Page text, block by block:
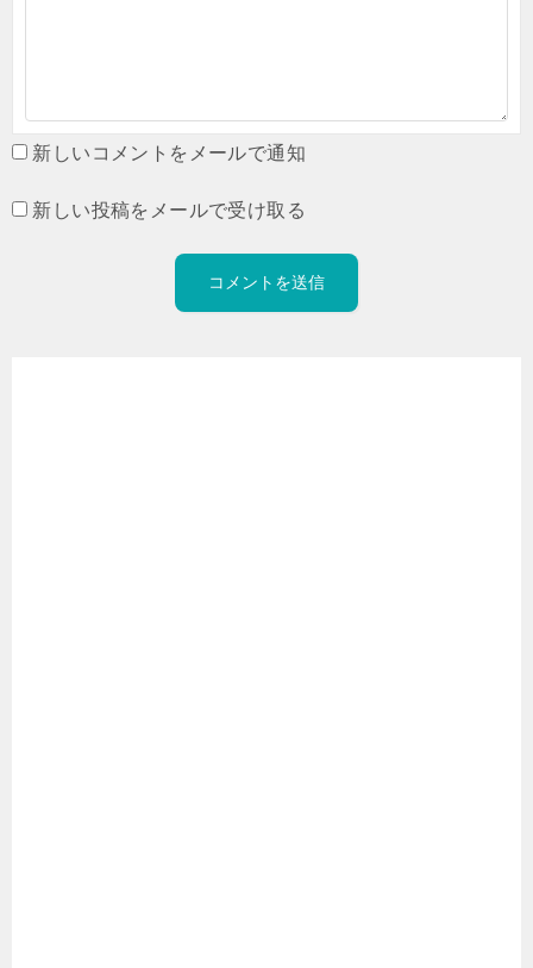
新しいコメントをメールで通知
新しい投稿をメールで受け取る